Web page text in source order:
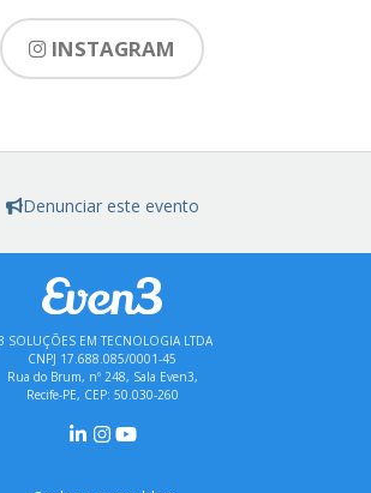
INSTAGRAM
Denunciar este evento
SOLUÇÕES EM TECNOLOGIA LTDA
CNPJ 17.688.085/0001-45
Rua do Brum, nº 248, Sala Even3,
Recife-PE, CEP: 50.030-260